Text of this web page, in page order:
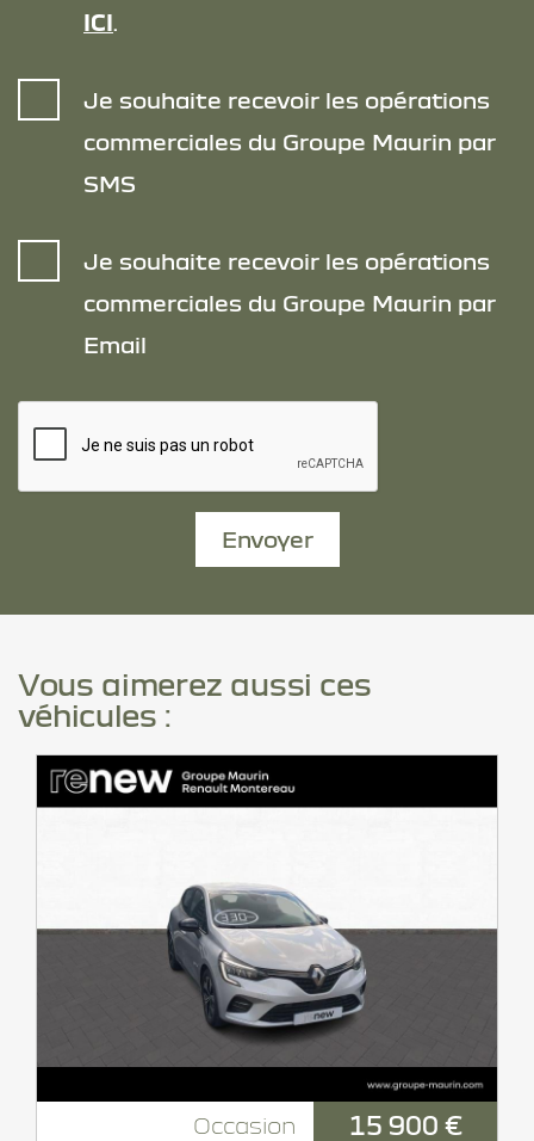
ICI
Je souhaite recevoir les opérations
commerciales du Groupe Maurin par
SMS
Je souhaite recevoir les opérations
commerciales du Groupe Maurin par
Email
Envoyer
Vous aimerez aussi ces
véhicules :
Occasion 15 900 €